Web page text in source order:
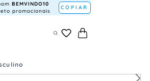
BEMVINDO10
promocionais
COPIAR